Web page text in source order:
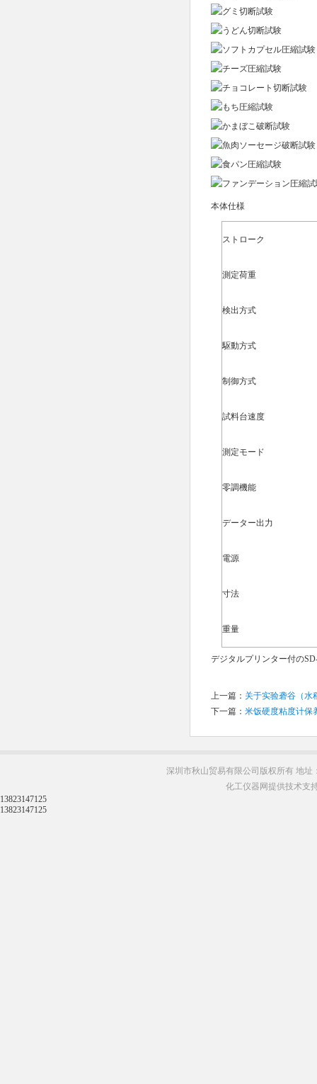
本体仕様
ストローク
測定荷重
検出方式
駆動方式
制御方式
試料台速度
測定モード
零調機能
データー出力
電源
寸法
重量
デジタルプリンター付の
上一篇： 关于实验砻谷（水
下一篇： 米饭硬度粘度计保
深圳市秋山贸易有限公司版权所有 地址
化工仪器网提供技术支
13823147125
13823147125